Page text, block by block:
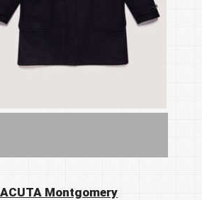
Montgomery